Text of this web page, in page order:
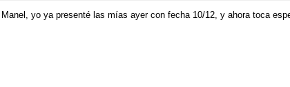
yo ya presenté las mías ayer con fecha 10/12, y ahora toca